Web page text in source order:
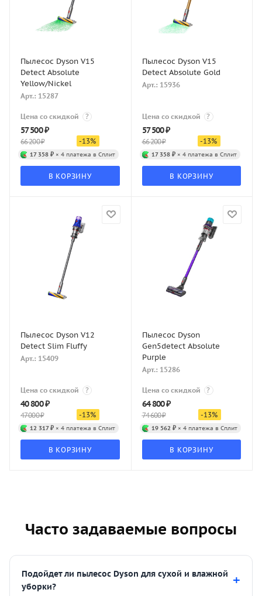
Пылесос Dyson V15
Detect Absolute
Yellow/Nickel
Арт.: 15287
Цена со скидкой ?
57 500₽
66 200₽ -13%
17 358 ₽ × 4 платежа в Сплит
В КОРЗИНУ
Пылесос Dyson V15
Detect Absolute Gold
Арт.: 15936
Цена со скидкой ?
57 500₽
66 200₽ -13%
17 358 ₽× 4 платежа в Сплит
В КОРЗИНУ
Пылесос Dyson V12
Detect Slim Fluffy
Арт.: 15409
Цена со скидкой ?
40 800₽
47 000₽ -13%
12 317 ₽ × 4 платежа в Сплит
В КОРЗИНУ
Пылесос Dyson
Gen5detect Absolute
Purple
Арт.: 15286
Цена со скидкой ?
64 800₽
74 600₽ -13%
19 562 ₽× 4 платежа в Сплит
В КОРЗИНУ
Часто задаваемые вопросы
Подойдет ли пылесос Dyson для сухой и влажной
уборки?